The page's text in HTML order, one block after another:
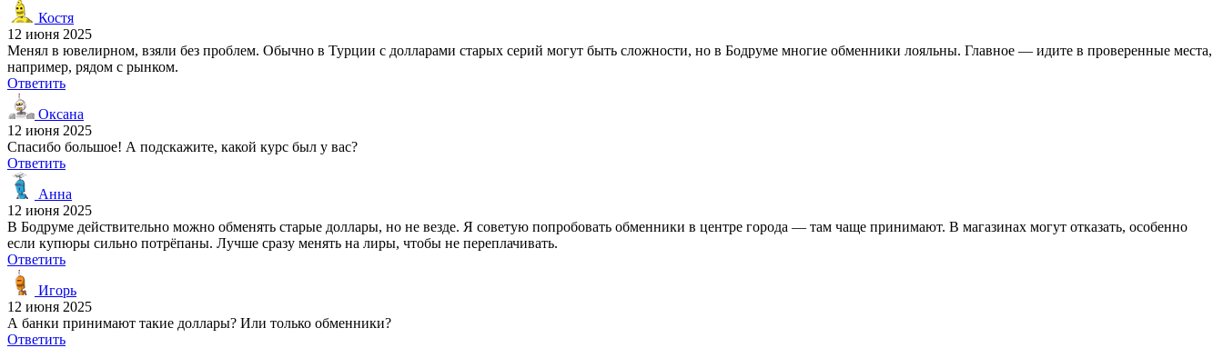
Костя
12 июня 2025
Менял в ювелирном, взяли без проблем. Обычно в Турции с долларами старых серий могут быть сложности, но в Бодруме многие обменники лояльны. Главное — идите в проверенные места,
например, рядом с рынком.
Ответить
Оксана
12 июня 2025
Спасибо большое! А подскажите, какой курс был у вас?
Ответить
Анна
12 июня 2025
В Бодруме действительно можно обменять старые доллары, но не везде. Я советую попробовать обменники в центре города — там чаще принимают. В магазинах могут отказать, особенно
если купюры сильно потрёпаны. Лучше сразу менять на лиры, чтобы не переплачивать.
Ответить
Игорь
12 июня 2025
А банки принимают такие доллары? Или только обменники?
Ответить